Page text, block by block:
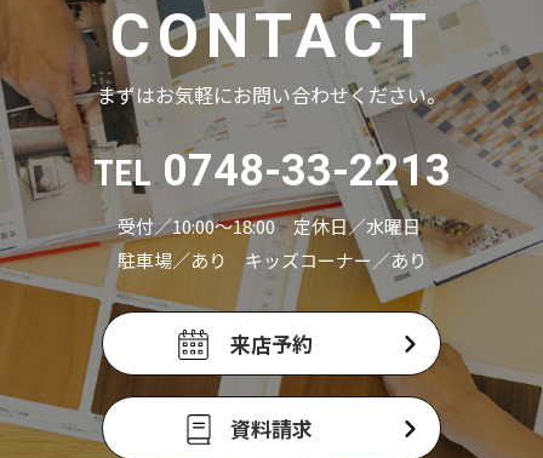
CONTACT
まずはお気軽にお問い合わせください。
TEL 0748-33-2213
受付／10:00〜18:00 定休日／水曜日
駐車場／あり キッズコーナー／あり
来店予約
資料請求